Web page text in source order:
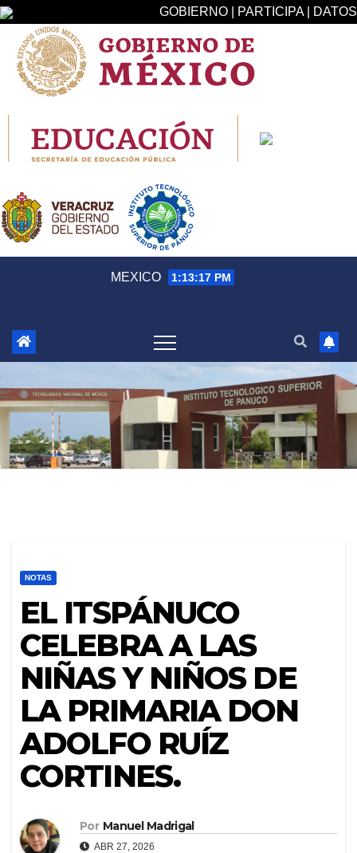
GOBIERNO | PARTICIPA | DATOS
MEXICO 1:13:17 PM
NOTAS
EL ITSPÁNUCO
CELEBRA A LAS
NIÑAS Y NIÑOS DE
LA PRIMARIA DON
ADOLFO RUÍZ
CORTINES.
Por Manuel Madrigal
ABR 27, 2026